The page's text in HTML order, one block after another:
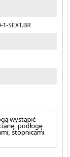
SEXT.BR
wystąpić
podłogę
stopnicami